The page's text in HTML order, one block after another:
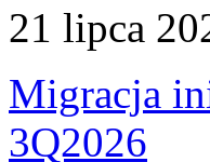
21 lipca
Migracja
3Q2026